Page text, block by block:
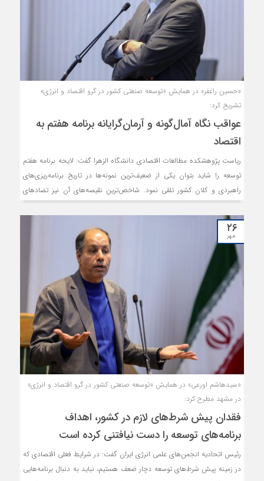
«حسین راغفر» در همایش «توسعه صنعتی کشور در گرو اقتصاد و انرژی»
تشریح کرد:
عواقب نگاه آمال‌گونه و آرمان‌گرایانه برنامه هفتم به
اقتصاد
رياست پژوهشكده مطالعات اقتصادي دانشگاه الزهرا گفت: لایحه برنامه هفتم
توسعه را شاید بتوان یکی از ضعیف‌ترین نمونه‌ها در تاریخ برنامه‌ریزی‌های
راهبردی و کلان کشور تلقی نمود. شاخص‌ترین نقیصه‌های آن نیز تضادهای
نظری و مفهومی و تناقضات با اسناد بالادستی است که در مجموع خروجی آن
را به سندی تبدیل نموده که بعضی آمال و آرزوها را بدون داشتن نگرشی
کارآمد و بستری عملیاتی، روایت می‌کند.
۲۶
مهر
«سیدهاشم اورعی» در همایش «توسعه صنعتی کشور در گرو اقتصاد و انرژی»
در مشهد مطرح کرد:
فقدان پیش شرط‌های لازم در کشور، اهداف
برنامه‌های توسعه را دست نیافتنی کرده است
رئیس اتحادیه انجمن‌های علمی انرژی ایران گفت: در شرایط فعلی اقتصادی که
در زمینه پیش شرط‌های توسعه دچار ضعف هستیم، نباید به دنبال برنامه‌هایی